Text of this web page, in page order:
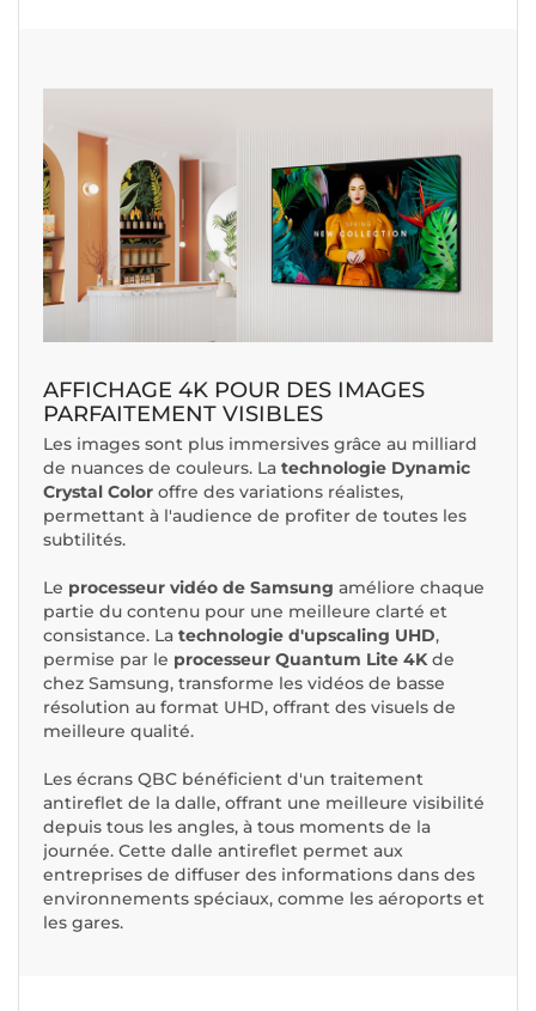
AFFICHAGE 4K POUR DES IMAGES
PARFAITEMENT VISIBLES
Les images sont plus immersives grâce au milliard
de nuances de couleurs. La technologie Dynamic
Crystal Color offre des variations réalistes,
permettant à l'audience de profiter de toutes les
subtilités.
Le processeur vidéo de Samsung améliore chaque
partie du contenu pour une meilleure clarté et
consistance. La technologie d'upscaling UHD,
permise par le processeur Quantum Lite 4Kde
chez Samsung, transforme les vidéos de basse
résolution au format UHD, offrant des visuels de
meilleure qualité.
Les écrans QBC bénéficient d'un traitement
antireflet de la dalle, offrant une meilleure visibilité
depuis tous les angles, à tous moments de la
journée. Cette dalle antireflet permet aux
entreprises de diffuser des informations dans des
environnements spéciaux, comme les aéroports et
les gares.